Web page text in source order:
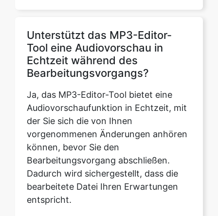
Bearbeitungsvorgangs?
Ja, das MP3-Editor-Tool bietet eine
Audiovorschaufunktion in Echtzeit, mit
der Sie sich die von Ihnen
vorgenommenen Änderungen anhören
können, bevor Sie den
Bearbeitungsvorgang abschließen.
Dadurch wird sichergestellt, dass die
bearbeitete Datei Ihren Erwartungen
entspricht.
Kann ich die bearbeiteten MP3-